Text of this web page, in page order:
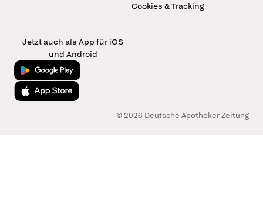
Cookies & Tracking
Jetzt auch als App für iOS
und Android
Jetzt bei Google Play
Laden im App Store
© 2026 Deutsche Apotheker Zeitung